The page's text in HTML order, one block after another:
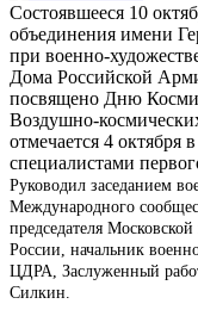
Состоявшееся 10
объединения имени
при военно-
Дома Российской
посвящено Дню
Воздушно-
отмечается 4 октября
специалистами
Руководил заседанием
Международного
председателя
России, начальник
ЦДРА, Заслуженный
Силкин.